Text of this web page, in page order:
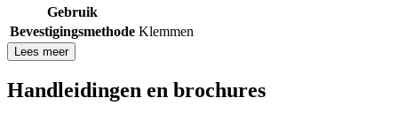
Gebruik
Bevestigingsmethode Klemmen
Lees meer
Handleidingen en brochures